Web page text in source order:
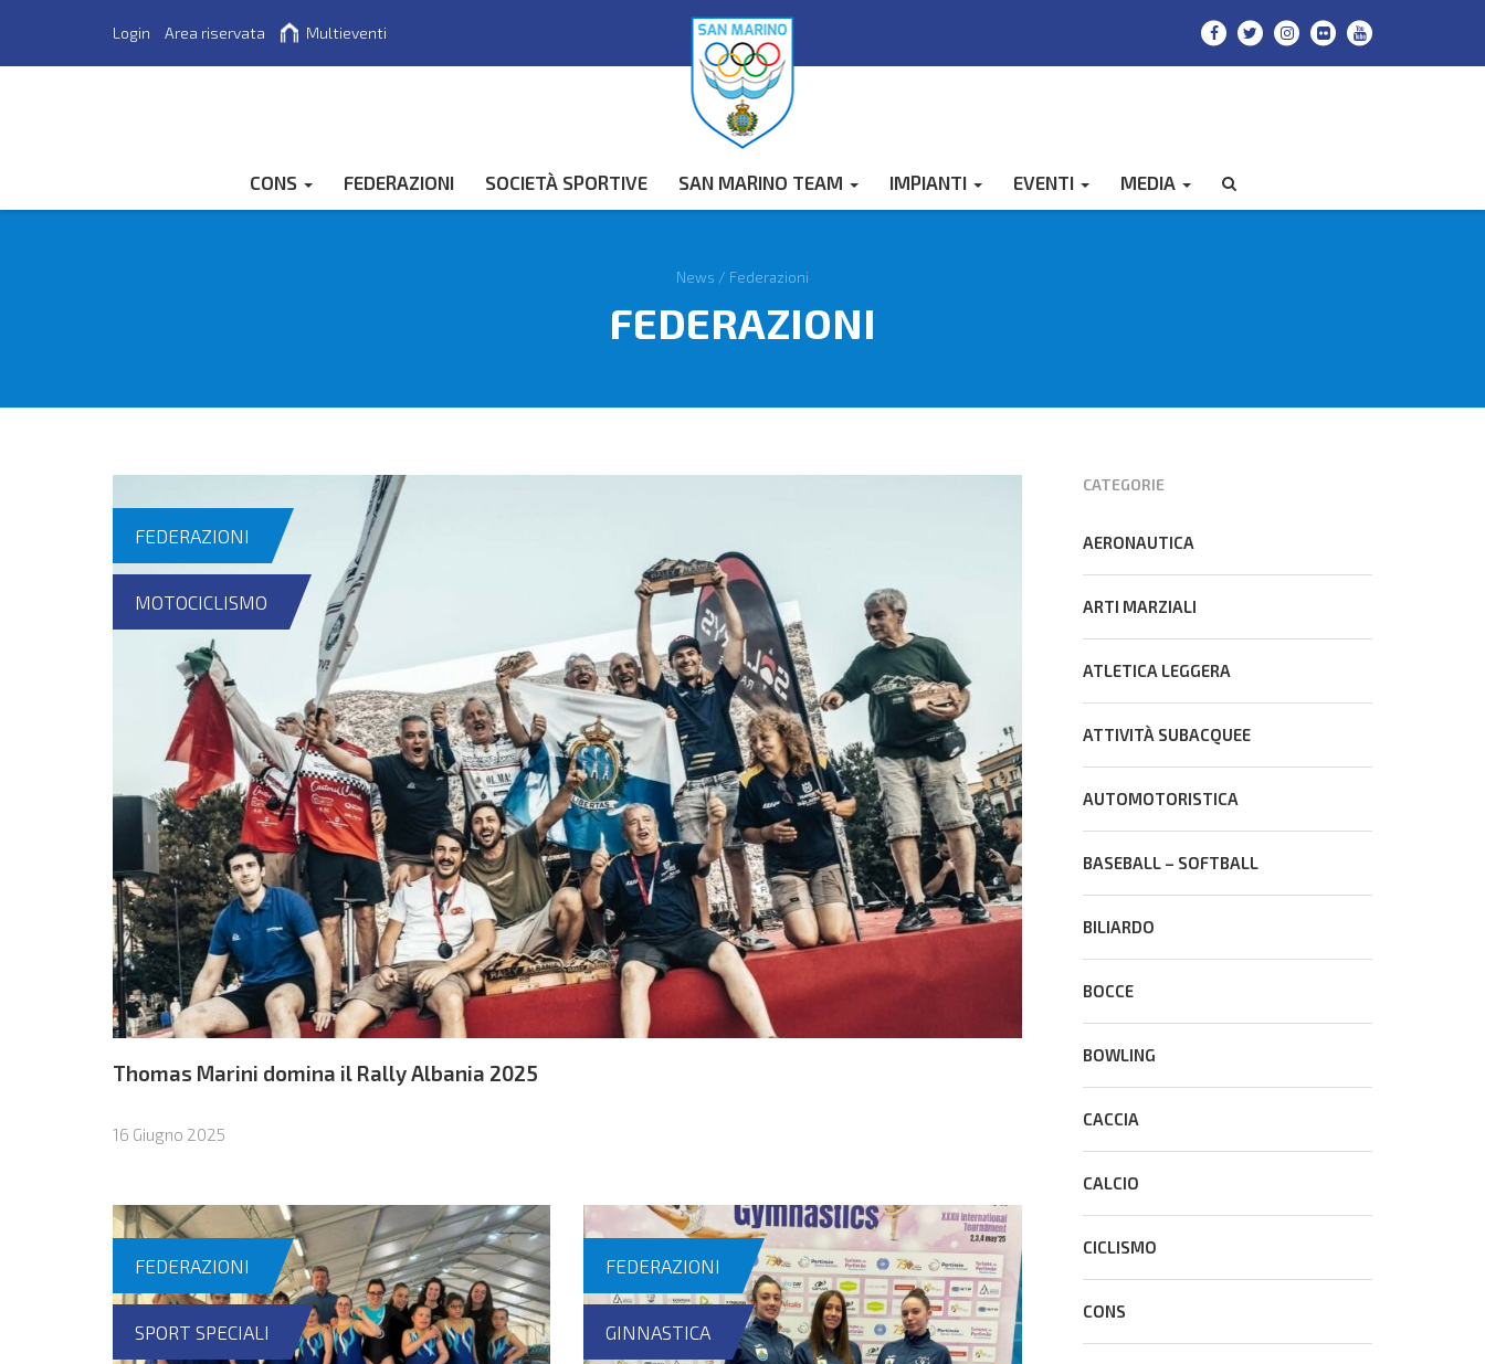
Login Area riservata Multieventi
CONS FEDERAZIONI SOCIETÀ SPORTIVE SAN MARINO TEAM IMPIANTI EVENTI MEDIA
News / Federazioni
FEDERAZIONI
FEDERAZIONI
MOTOCICLISMO
Thomas Marini domina il Rally Albania 2025
16 Giugno 2025
FEDERAZIONI
SPORT SPECIALI
FEDERAZIONI
GINNASTICA
CATEGORIE
AERONAUTICA
ARTI MARZIALI
ATLETICA LEGGERA
ATTIVITÀ SUBACQUEE
AUTOMOTORISTICA
BASEBALL – SOFTBALL
BILIARDO
BOCCE
BOWLING
CACCIA
CALCIO
CICLISMO
CONS